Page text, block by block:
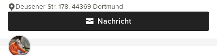
Nachricht
Deusener Str. 178, 44369 Dortmund